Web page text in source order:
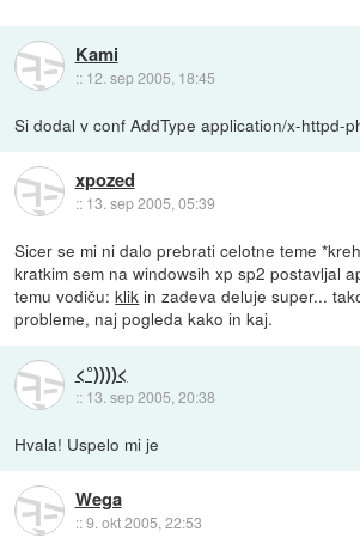
Kami
:: 12. sep 2005, 18:45
Si dodal v conf AddType application/x-httpd-
xpozed
:: 13. sep 2005, 05:39
Sicer se mi ni dalo prebrati celotne teme
kratkim sem na windowsih xp sp2 postavljal
temu vodiču:klik in zadeva deluje super...
probleme, naj pogleda kako in kaj.
<°))))<
:: 13. sep 2005, 20:38
Hvala! Uspelo mi je
Wega
::9. okt 2005, 22:53